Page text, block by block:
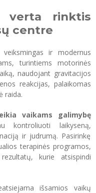
verta rinktis
centre
ir modernus
turintiems motorinės
naudojant gravitacijos
reakcijas, palaikomas
raida.
vaikams galimybę
kontroliuoti laikyseną,
ir judrumą. Pasirinkę
terapinės programos,
kurie atsispindi
išsamios vaikų